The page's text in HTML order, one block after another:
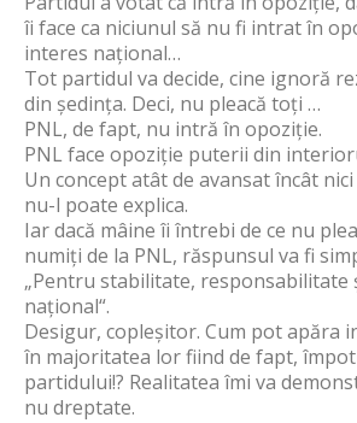
îi face ca niciunul să nu fi intrat în
interes național…
Tot partidul va decide, cine ignoră
din ședința. Deci, nu pleacă toți …
PNL, de fapt, nu intră în opoziție.
PNL face opoziție puterii din
Un concept atât de avansat încât
nu-l poate explica.
Iar dacă mâine îi întrebi de ce nu
numiți de la PNL, răspunsul va fi
„Pentru stabilitate, responsabilitate
național“.
Desigur, copleșitor. Cum pot apăra
în majoritatea lor fiind de fapt,
partidului!? Realitatea îmi va
nu dreptate.